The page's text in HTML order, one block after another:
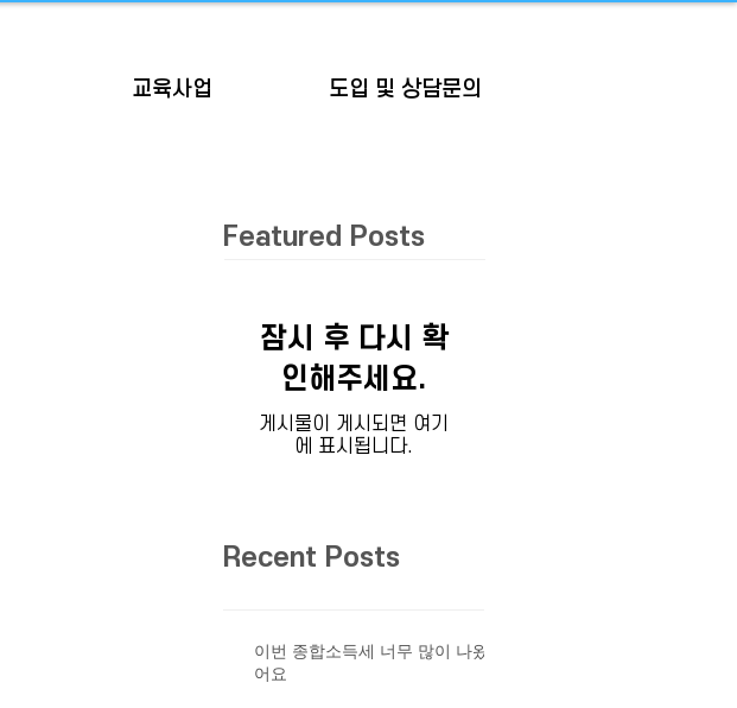
교육사업 도입 및 상담문의
Featured Posts
잠시 후 다시 확
인해주세요.
게시물이 게시되면 여기
에 표시됩니다.
Recent Posts
이번 종합소득세 너무 많이 나왔
어요